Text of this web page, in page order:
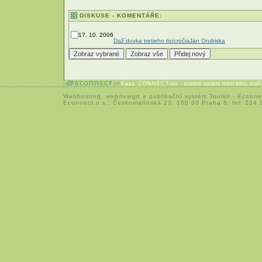
DISKUSE - KOMENTÁŘE:
17. 10. 2006
Daž´dovka tretieho tisícročiaJán Ondriska
Easy CONNECTion - snadné spojení mezi lidmi,
Webhosting webdesign a publikační systém Toolkit -
Econnect,o.s.; Českomalínská 23; 160 00 Praha 6; tel: 224